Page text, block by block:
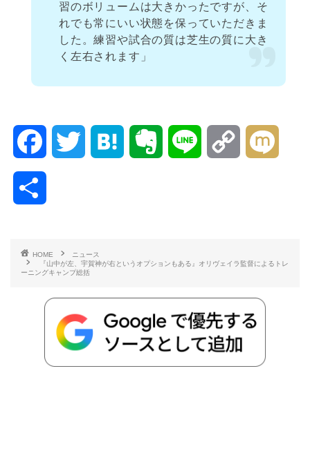
習のボリュームは大きかったですが、そ
れでも常にいい状態を保っていただきま
した。練習や試合の質は芝生の質に大き
く左右されます」
b
o
t
r t n
HOME
ニュース
『山中が左、宇賀神が右というオプションもある』オリヴェイラ監督によるトレ
ーニングキャンプ総括